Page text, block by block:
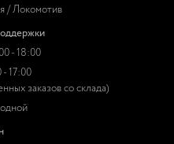
/ Локомотив
- 18:00
17:00
заказов со склада)